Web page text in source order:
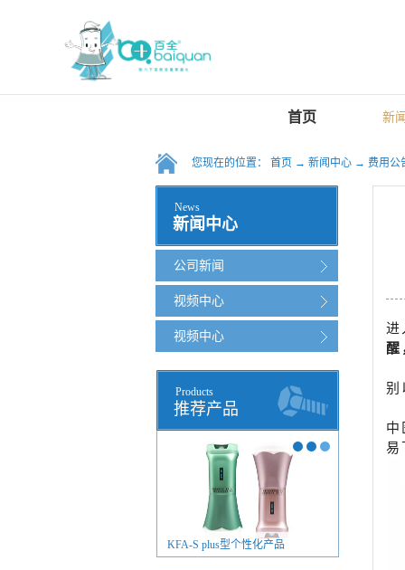
首页 新
您现在的位置： 首页 → 新闻中心 → 费用公
新闻中心
News
公司新闻
视频中心
视频中心
推荐产品
Products
KFA-S plus型个性化产品
进
醒
别
中
易